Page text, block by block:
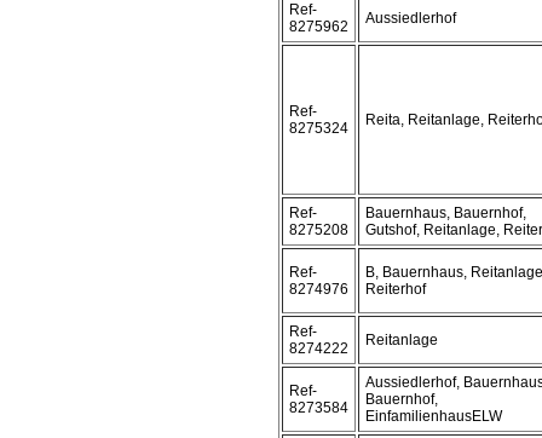
Ref-
8275962
Aussiedlerhof
Ref-
8275324
Reita, Reitanlage,
Ref-
8275208
Bauernhaus, Bauernhof,
Gutshof, Reitanlage,
Ref-
8274976
B, Bauernhaus,
Reiterhof
Ref-
8274222
Reitanlage
Ref-
8273584
Aussiedlerhof,
Bauernhof,
EinfamilienhausELW